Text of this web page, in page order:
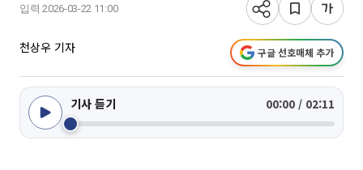
입력 2026-03-22 11:00
천상우 기자 구글 선호매체 추가
기사 듣기 00:00 / 02:11